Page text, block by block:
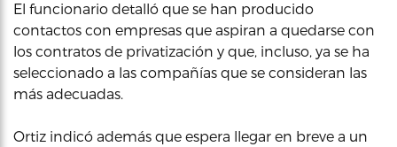
El funcionario detalló que se han producido
contactos con empresas que aspiran a quedarse con
los contratos de privatización y que, incluso, ya se ha
seleccionado a las compañías que se consideran las
más adecuadas.
Ortiz indicó además que espera llegar en breve a un